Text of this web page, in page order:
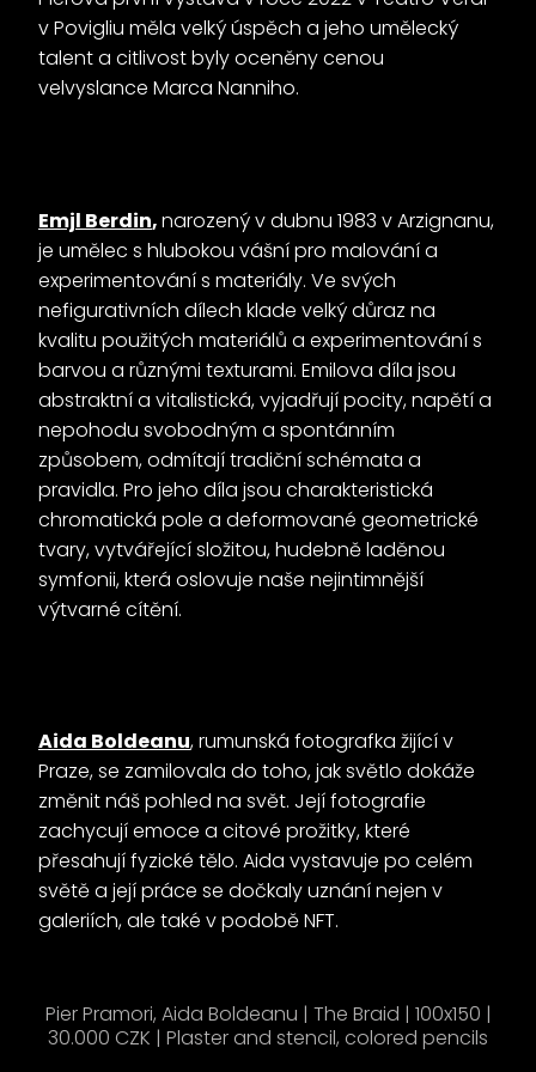
v Povigliu měla velký úspěch a jeho umělecký
talent a citlivost byly oceněny cenou
velvyslance Marca Nanniho.
Emjl Berdin,narozený v dubnu 1983 v Arzignanu,
je umělec s hlubokou vášní pro malování a
experimentování s materiály. Ve svých
nefigurativních dílech klade velký důraz na
kvalitu použitých materiálů a experimentování s
barvou a různými texturami. Emilova díla jsou
abstraktní a vitalistická, vyjadřují pocity, napětí a
nepohodu svobodným a spontánním
způsobem, odmítají tradiční schémata a
pravidla. Pro jeho díla jsou charakteristická
chromatická pole a deformované geometrické
tvary, vytvářející složitou, hudebně laděnou
symfonii, která oslovuje naše nejintimnější
výtvarné cítění.
Aida Boldeanu, rumunská fotografka žijící v
Praze, se zamilovala do toho, jak světlo dokáže
změnit náš pohled na svět. Její fotografie
zachycují emoce a citové prožitky, které
přesahují fyzické tělo. Aida vystavuje po celém
světě a její práce se dočkaly uznání nejen v
galeriích, ale také v podobě NFT.
Pier Pramori, Aida Boldeanu | The Braid | 100x150 |
30.000 CZK | Plaster and stencil, colored pencils